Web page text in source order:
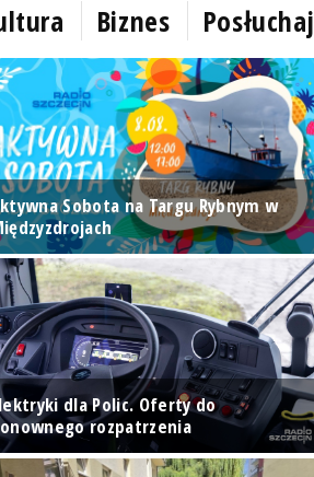
Biznes Posłuchaj
Sobota na Targu Rybnym w
dla Polic. Oferty do
rozpatrzenia